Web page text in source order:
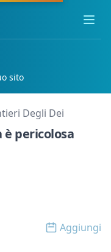
sito
Degli Dei
è pericolosa
Open
Aggiungi